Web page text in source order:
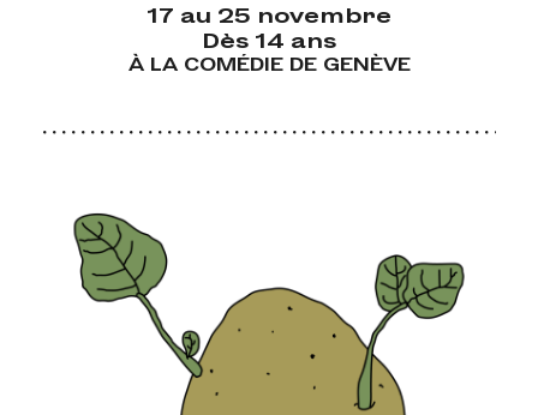
17 au 25 novembre
Dès 14 ans
À LA COMÉDIE DE GENÈVE